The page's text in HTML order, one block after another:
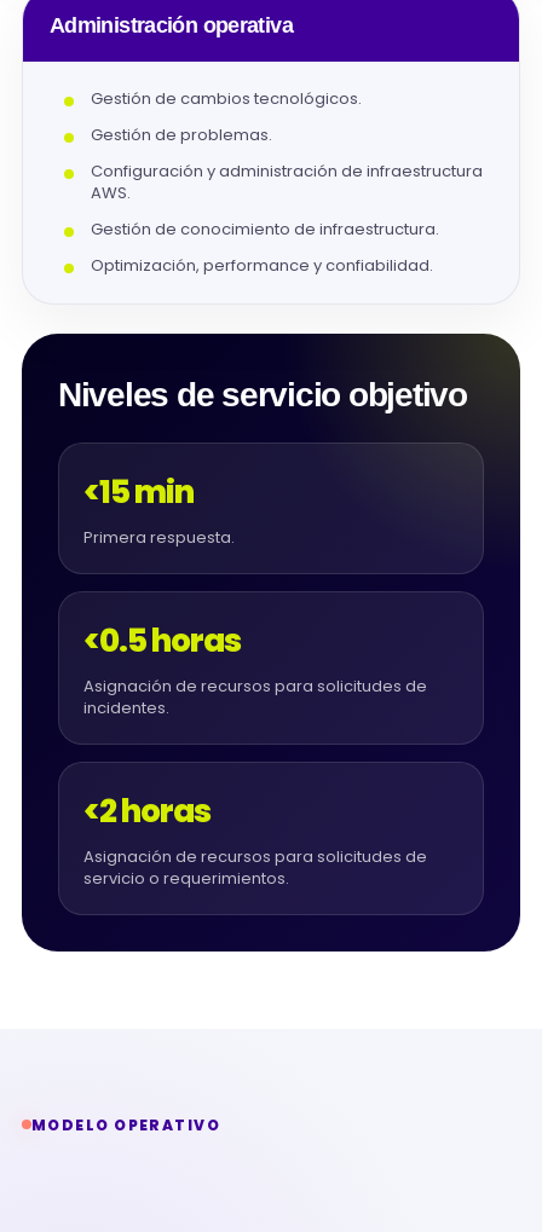
Administración operativa
Gestión de cambios tecnológicos.
Gestión de problemas.
Configuración y administración de infraestructura
AWS.
Gestión de conocimiento de infraestructura.
Optimización, performance y confiabilidad.
Niveles de servicio objetivo
<15 min
Primera respuesta.
<0.5 horas
Asignación de recursos para solicitudes de
incidentes.
<2 horas
Asignación de recursos para solicitudes de
servicio o requerimientos.
MODELO OPERATIVO